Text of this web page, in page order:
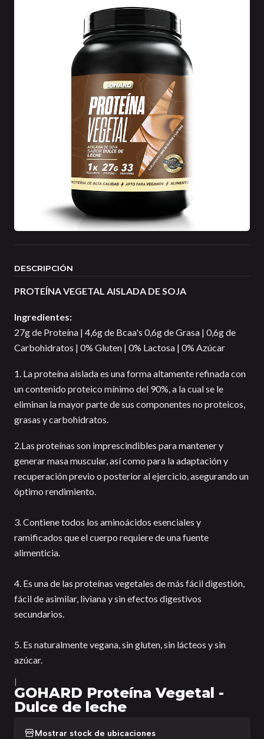
DESCRIPCIÓN
PROTEÍNA VEGETAL AISLADA DE SOJA
Ingredientes:
27g de Proteína | 4,6g de Bcaa's 0,6g de Grasa | 0,6g de
Carbohidratos | 0% Gluten | 0% Lactosa | 0% Azúcar
1. La proteína aislada es una forma altamente refinada con
un contenido proteico mínimo del 90%, a la cual se le
eliminan la mayor parte de sus componentes no proteicos,
grasas y carbohidratos.
2.Las proteínas son imprescindibles para mantener y
generar masa muscular, así como para la adaptación y
recuperación previo o posterior al ejercicio, asegurando un
óptimo rendimiento.
3. Contiene todos los aminoácidos esenciales y
ramificados que el cuerpo requiere de una fuente
alimenticia.
4. Es una de las proteínas vegetales de más fácil digestión,
fácil de asimilar, liviana y sin efectos digestivos
secundarios.
5. Es naturalmente vegana, sin gluten, sin lácteos y sin
azúcar.
GOHARD Proteína Vegetal -
Dulce de leche
Mostrar stock de ubicaciones